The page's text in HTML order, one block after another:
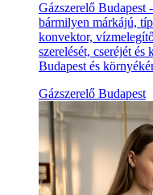
Gázszerelő Budapest
bármilyen márkájú,
konvektor,
szerelését, cseréjét és
Budapest és
Gázszerelő Budapest